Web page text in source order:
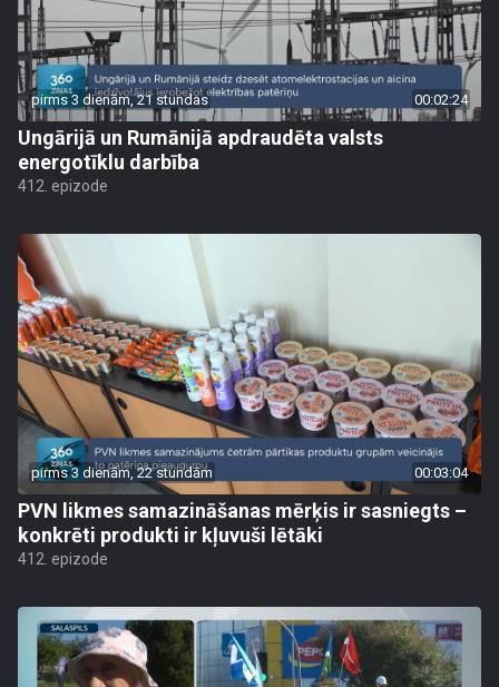
pirms 3 dienām, 21 stundas 00:02:24
Ungārijā un Rumānijā apdraudēta valsts
energotīklu darbība
412. epizode
pirms 3 dienām, 22 stundām 00:03:04
PVN likmes samazināšanas mērķis ir sasniegts –
konkrēti produkti ir kļuvuši lētāki
412. epizode